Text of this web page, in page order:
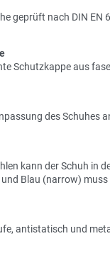
geprüft nach DIN EN
Schutzkappe aus
des Schuhes
kann der Schuh in
und Blau (narrow)
antistatisch und